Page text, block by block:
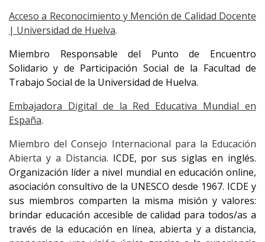
Acceso a Reconocimiento y Mención de Calidad Docente
| Universidad de Huelva.
Miembro Responsable del Punto de Encuentro
Solidario y de Participación Social de la Facultad de
Trabajo Social de la Universidad de Huelva.
Embajadora Digital de la Red Educativa Mundial en
España.
Miembro del Consejo Internacional para la Educación
Abierta y a Distancia. ICDE, por sus siglas en inglés.
Organización líder a nivel mundial en educación online,
asociación consultivo de la UNESCO desde 1967. ICDE y
sus miembros comparten la misma misión y valores:
brindar educación accesible de calidad para todos/as a
través de la educación en línea, abierta y a distancia,